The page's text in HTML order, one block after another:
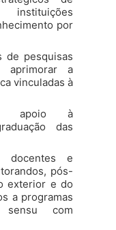
por
de pesquisas
aprimorar a
vinculadas à
apoio à
das
docentes e
pós-
exterior e do
a programas
sensu com